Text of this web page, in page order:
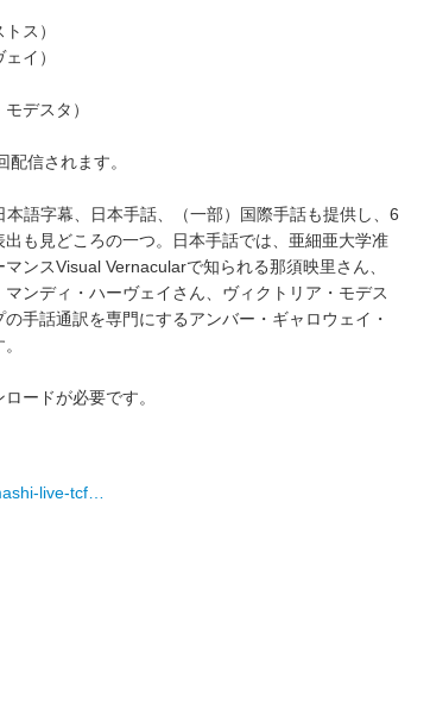
ス）
イ）
デスタ）
信されます。
語字幕、日本手話、（一部）国際手話も提供し、6
も見どころの一つ。日本手話では、亜細亜大学准
ンスVisual Vernacularで知られる那須映里さん、
ンディ・ハーヴェイさん、ヴィクトリア・モデス
手話通訳を専門にするアンバー・ギャロウェイ・
ードが必要です。
live-tcf…